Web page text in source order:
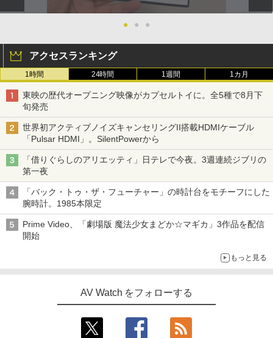
● ● ●
アクセスランキング
1時間 24時間 1週間 1カ月
東映の歴代オープニング映像がカプセルトイに。全5種で8月下
旬発売
世界初アクティブノイズキャンセリングII搭載HDMIケーブル
「Pulsar HDMI」。SilentPowerから
「借りぐらしのアリエッティ」日テレで今夜。3週連続ジブリの
第一夜
「バック・トゥ・ザ・フューチャー」の時計台をモチーフにした
腕時計。1985本限定
Prime Video、「劇場版 魔法少女まどか☆マギカ」3作品を配信
開始
もっと見る
AV Watch をフォローする